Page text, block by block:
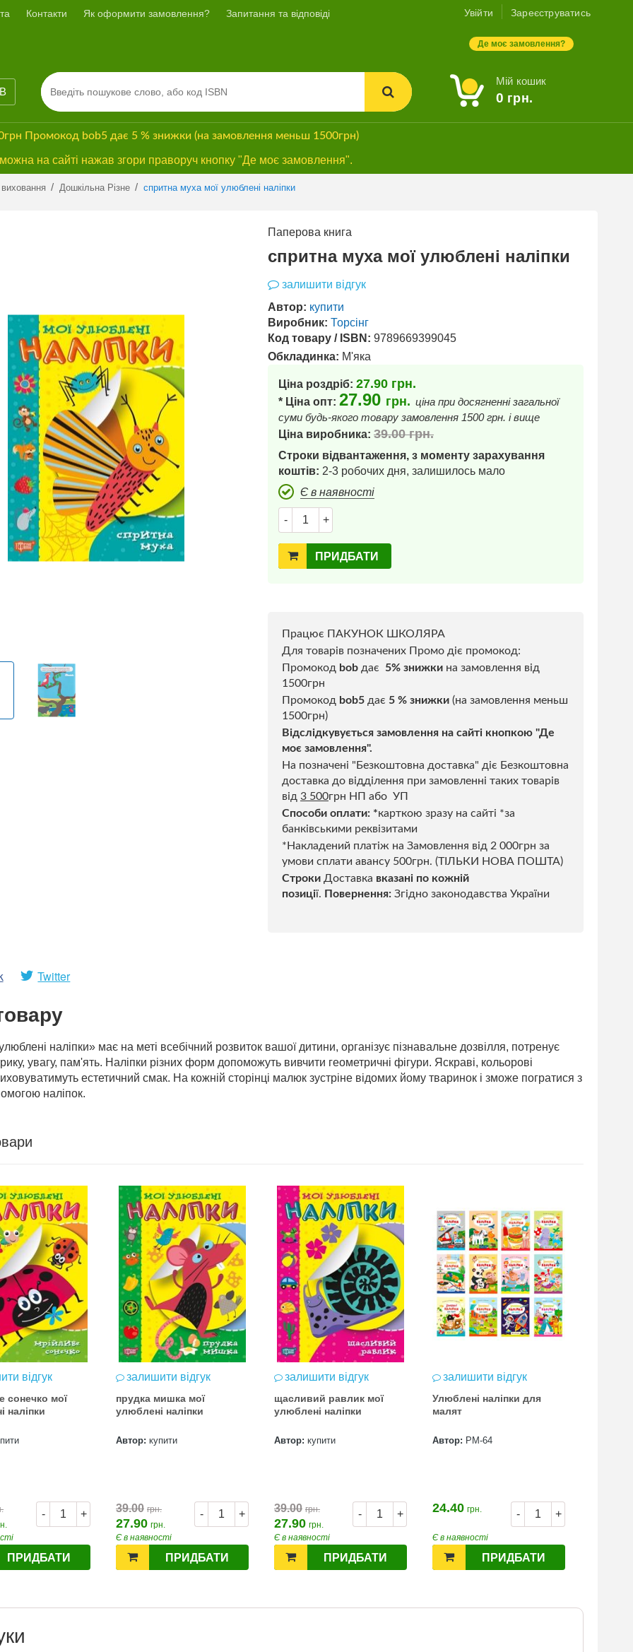
Контакти Як оформити замовлення? Запитання та відповіді Увійти Зареєструватись
Де моє замовлення?
Мій кошик
0 грн.
Промокод bob5 дає 5 % знижки (на замовлення меньш 1500грн)
на сайті нажав згори праворуч кнопку "Де моє замовлення".
/ Дошкільна Різне / спритна муха мої улюблені наліпки
2026
Previous
Паперова книга
спритна муха мої улюблені наліпки
залишити відгук
Автор: купити
Виробник: Торсінг
Код товару / ISBN: 9789669399045
Обкладинка: М'яка
Ціна роздріб: 27.90 грн.
* Ціна опт: 27.90 грн. ціна при досягненні загальної
суми будь-якого товару замовлення 1500 грн. і вище
Ціна виробника: 39.00грн.
Строки відвантаження, з моменту зарахування
коштів: 2-3 робочих дня, залишилось мало
Є в наявності
- +
ПРИДБАТИ
Працює ПАКУНОК ШКОЛЯРА
Для товарів позначених Промо діє промокод:
Промокод bob дає 5% знижки на замовлення від
1500грн
Промокод bob5 дає 5 % знижки (на замовлення меньш
1500грн)
Відслідкувується замовлення на сайті кнопкою "Де
моє замовлення".
На позначені "Безкоштовна доставка" діє Безкоштовна
доставка до відділення при замовленні таких товарів
від 3 500грн НП або УП
Способи оплати: *карткою зразу на сайті *за
банківськими реквізитами
*Накладений платіж на Замовлення від 2 000грн за
умови сплати авансу 500грн. (ТІЛЬКИ НОВА ПОШТА)
Строки Доставка вказані по кожній
позиції. Повернення: Згідно законодавства України
Twitter
наліпки» має на меті всебічний розвиток вашої дитини, організує пізнавальне дозвілля, потренує
увагу, пам'ять. Наліпки різних форм допоможуть вивчити геометричні фігури. Яскраві, кольорові
естетичний смак. На кожній сторінці малюк зустріне відомих йому тваринок і зможе погратися з
наліпок.
відгук
сонечко мої
наліпки
- +
ПРИДБАТИ
залишити відгук
прудка мишка мої
улюблені наліпки
Автор: купити
- +
39.00 грн.
27.90 грн.
Є в наявності
ПРИДБАТИ
залишити відгук
щасливий равлик мої
улюблені наліпки
Автор: купити
- +
39.00 грн.
27.90 грн.
Є в наявності
ПРИДБАТИ
залишити відгук
Улюблені наліпки для
малят
Автор: РМ-64
- +
24.40 грн.
Є в наявності
ПРИДБАТИ